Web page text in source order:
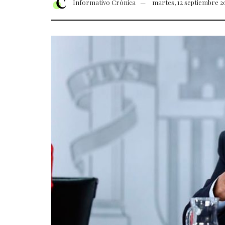
Informativo Crónica martes, 12 septiembre